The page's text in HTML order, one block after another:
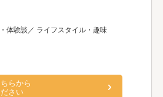
体験談／ ライフスタイル・趣味
らから
さい